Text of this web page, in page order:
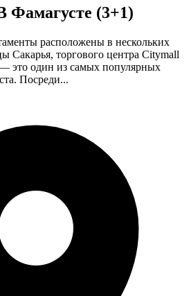
Фамагусте (3+1)
расположены в нескольких
Сакарья, торгового центра Citymall
это один из самых популярных
Посреди...